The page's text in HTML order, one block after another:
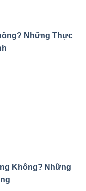
Những Thực
Không? Những